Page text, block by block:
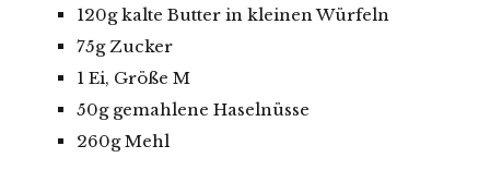
120g kalte Butter in kleinen Würfeln
75g Zucker
1 Ei, Größe M
50g gemahlene Haselnüsse
260g Mehl